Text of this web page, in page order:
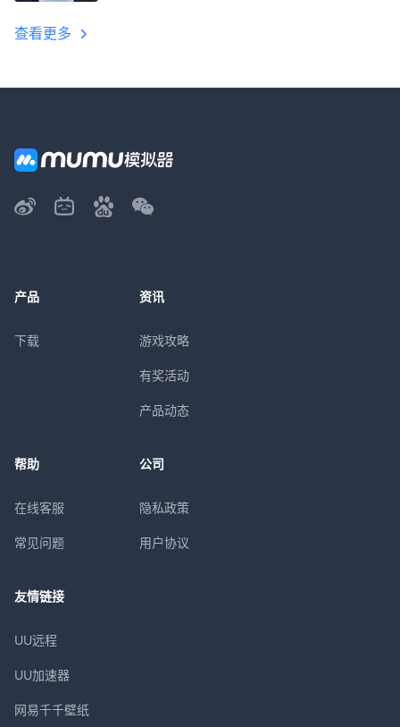
查看更多
产品
下载
资讯
游戏攻略
有奖活动
产品动态
帮助
在线客服
常见问题
公司
隐私政策
用户协议
友情链接
UU远程
UU加速器
网易千千壁纸